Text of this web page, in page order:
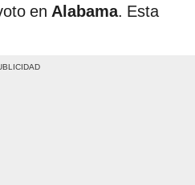
en Alabama. Esta